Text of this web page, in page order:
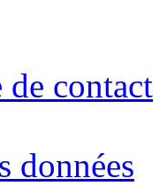
contact
données